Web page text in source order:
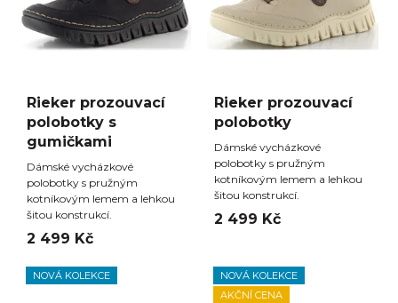
Rieker prozouvací
polobotky s
gumičkami
Dámské vycházkové
polobotky s pružným
kotníkovým lemem a lehkou
šitou konstrukcí.
2 499 Kč
Rieker prozouvací
polobotky
Dámské vycházkové
polobotky s pružným
kotníkovým lemem a lehkou
šitou konstrukcí.
2 499 Kč
NOVÁ KOLEKCE
NOVÁ KOLEKCE
AKČNÍ CENA